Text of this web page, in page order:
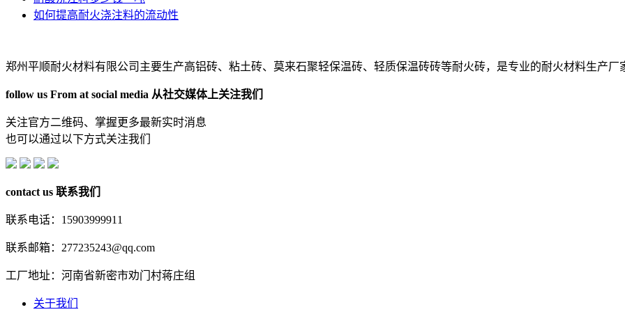
如何提高耐火浇注料的流动性
郑州平顺耐火材料有限公司主要生产高铝砖、粘土砖、莫来石聚轻保温砖、轻质保温砖砖等耐火砖，是专业的耐火材料生产厂
follow us From at social media 从社交媒体上关注我们
关注官方二维码、掌握更多最新实时消息
也可以通过以下方式关注我们
contact us 联系我们
联系电话：15903999911
联系邮箱：277235243@qq.com
工厂地址：河南省新密市劝门村蒋庄组
关于我们